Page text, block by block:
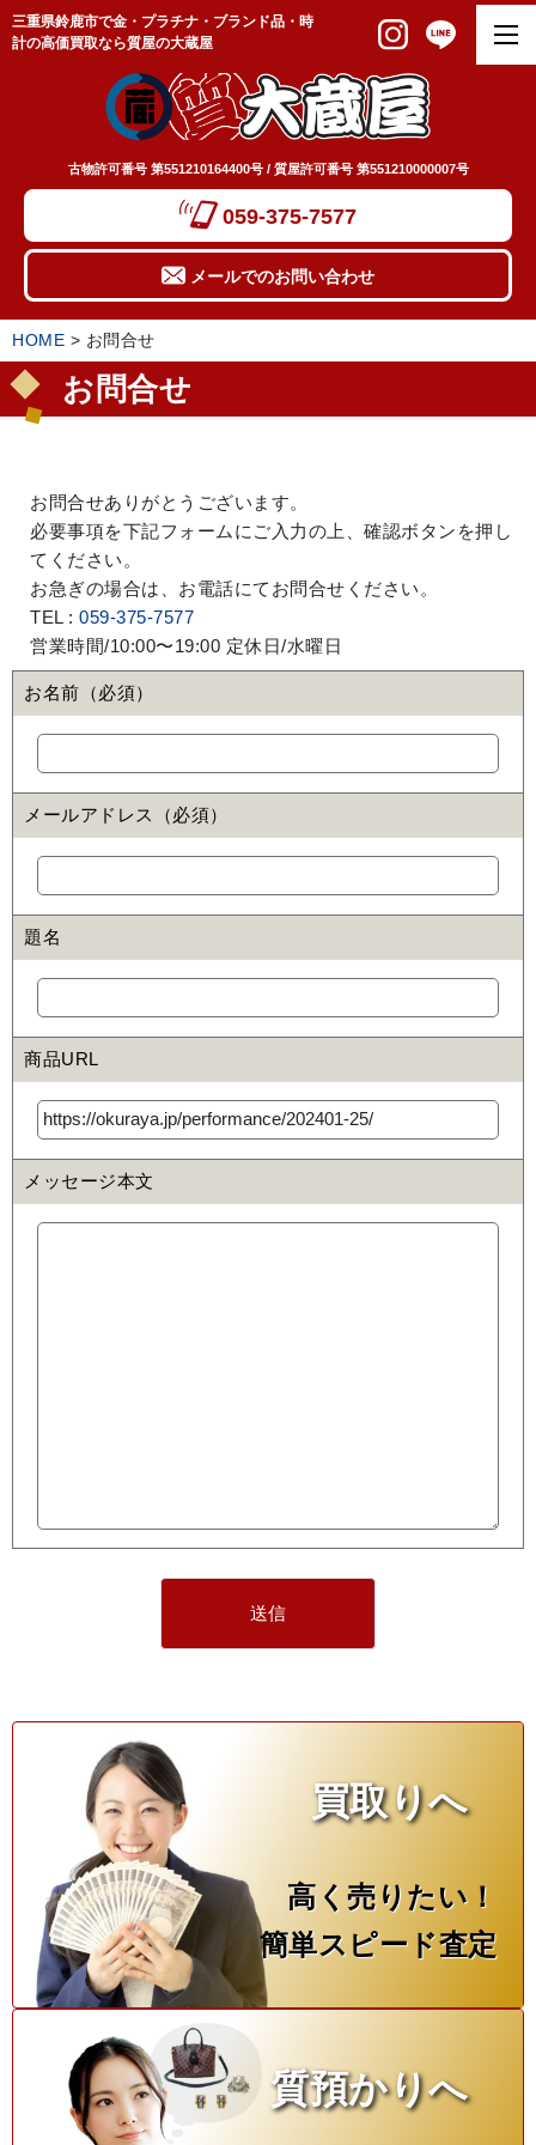
三重県鈴鹿市で金・プラチナ・ブランド品・時
計の高価買取なら質屋の大蔵屋
古物許可番号 第551210164400号 / 質屋許可番号 第551210000007号
059-375-7577
メールでのお問い合わせ
HOME > お問合せ
お問合せ
お問合せありがとうございます。
必要事項を下記フォームにご入力の上、確認ボタンを押し
てください。
お急ぎの場合は、お電話にてお問合せください。
TEL : 059-375-7577
営業時間/10:00〜19:00 定休日/水曜日
お名前（必須）
メールアドレス（必須）
題名
商品URL
メッセージ本文
買取りへ
高く売りたい！
簡単スピード査定
質預かりへ